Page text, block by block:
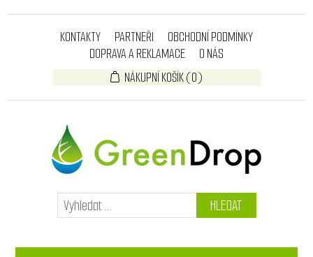
KONTAKTY PARTNEŘI
OBCHODNÍ PODMÍNKY
DOPRAVA A REKLAMACE
O NÁS
NÁKUPNÍ KOŠÍK(0)
HLEDAT